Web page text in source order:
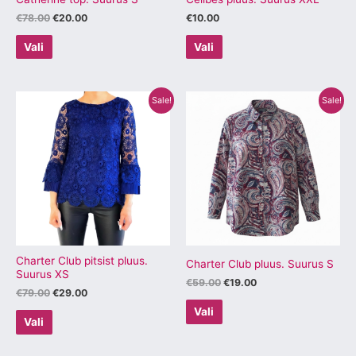
€78.00 €20.00
Vali
€10.00
Vali
Sale!
Charter Club pitsist pluus.
Suurus XS
€79.00
Algne
hind
oli:
€79.00.
€29.00
Praegune
hind
on:
€29.00.
Vali
Sellel
tootel
on
mitu
varianti.
Valikuid
saab
teha
tootelehel.
Sale!
Charter Club pluus. Suurus S
€59.00
hind
oli:
€59.00.
€19.00
Praegune
hind
on:
€19.00.
Vali
tootel
on
mitu
varianti.
Valikuid
saab
teha
tootelehel.